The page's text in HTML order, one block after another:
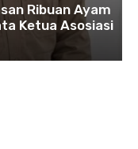
Ribuan Ayam
Ketua Asosiasi